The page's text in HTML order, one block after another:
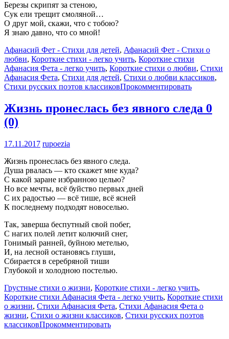
Березы скрипят за стеною,
Сук ели трещит смоляной…
О друг мой, скажи, что с тобою?
Я знаю давно, что со мной!
Афанасий Фет - Стихи для детей, Афанасий Фет - Стихи о
любви, Короткие стихи - легко учить, Короткие стихи
Афанасия Фета - легко учить, Короткие стихи о любви, Стихи
Афанасия Фета, Стихи для детей, Стихи о любви классиков,
Стихи русских поэтов классиковПрокомментировать
Жизнь пронеслась без явного следа 0
(0)
17.11.2017 rupoezia
Жизнь пронеслась без явного следа.
Душа рвалась — кто скажет мне куда?
С какой заране избранною целью?
Но все мечты, всё буйство первых дней
С их радостью — всё тише, всё ясней
К последнему подходят новоселью.
Так, заверша беспутный свой побег,
С нагих полей летит колючий снег,
Гонимый ранней, буйною метелью,
И, на лесной остановясь глуши,
Сбирается в серебряной тиши
Глубокой и холодною постелью.
Грустные стихи о жизни, Короткие стихи - легко учить,
Короткие стихи Афанасия Фета - легко учить, Короткие стихи
о жизни, Стихи Афанасия Фета, Стихи Афанасия Фета о
жизни, Стихи о жизни классиков, Стихи русских поэтов
классиковПрокомментировать